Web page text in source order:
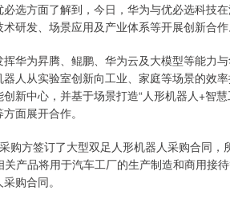
方面了解到，今日，华为与优必选科技
研发、场景应用及产业体系等开展创新合作
为昇腾、鲲鹏、华为云及大模型等能力
人从实验室创新向工业、家庭等场景的效
新中心，并基于场景打造“人形机器人+智
面展开合作。
方签订了大型双足人形机器人采购合同，
产品将用于汽车工厂的生产制造和商用接
购合同。